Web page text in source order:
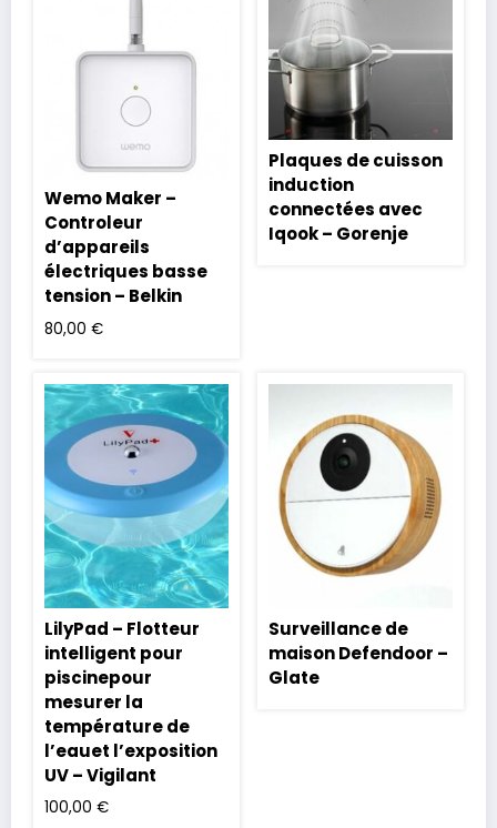
Wemo Maker –
Controleur
d’appareils
électriques basse
tension – Belkin
80,00 €
Plaques de cuisson
induction
connectées avec
Iqook – Gorenje
LilyPad – Flotteur
intelligent pour
piscinepour
mesurer la
température de
l’eauet l’exposition
UV – Vigilant
100,00 €
Surveillance de
maison Defendoor –
Glate